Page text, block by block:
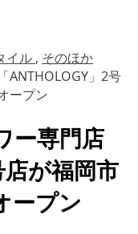
イル , そのほか
ANTHOLOGY」2号
ープン
ー専門店
店が福岡市
ープン